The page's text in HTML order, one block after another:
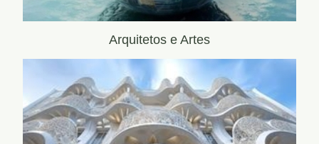
Arquitetos e Artes